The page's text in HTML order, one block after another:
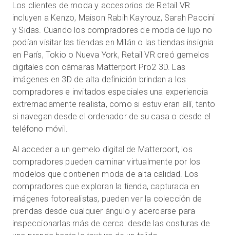
Los clientes de moda y accesorios de Retail VR
incluyen a Kenzo, Maison Rabih Kayrouz, Sarah Paccini
y Sidas. Cuando los compradores de moda de lujo no
podían visitar las tiendas en Milán o las tiendas insignia
en París, Tokio o Nueva York, Retail VR creó gemelos
digitales con cámaras Matterport Pro2 3D. Las
imágenes en 3D de alta definición brindan a los
compradores e invitados especiales una experiencia
extremadamente realista, como si estuvieran allí, tanto
si navegan desde el ordenador de su casa o desde el
teléfono móvil.
Al acceder a un gemelo digital de Matterport, los
compradores pueden caminar virtualmente por los
modelos que contienen moda de alta calidad. Los
compradores que exploran la tienda, capturada en
imágenes fotorealistas, pueden ver la colección de
prendas desde cualquier ángulo y acercarse para
inspeccionarlas más de cerca: desde las costuras de